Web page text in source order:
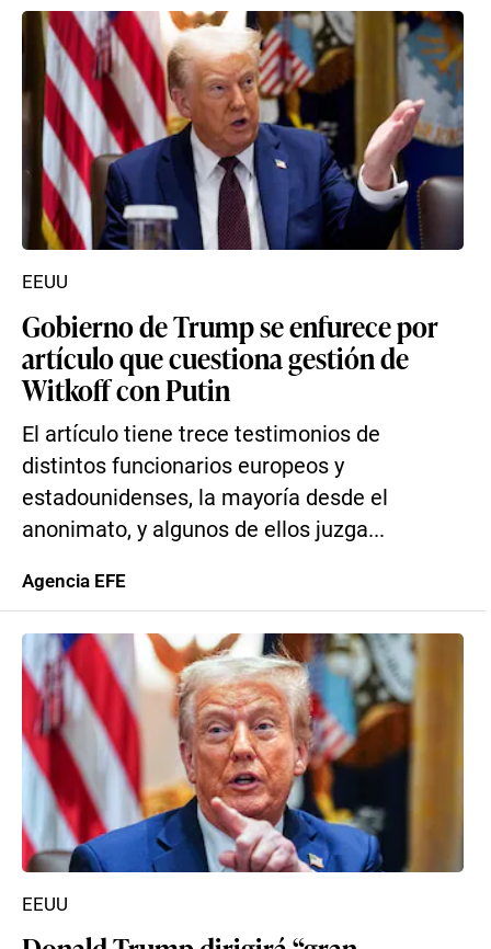
Gobierno de Trump se enfurece por
artículo que cuestiona gestión de
Witkoff con Putin
El artículo tiene trece testimonios de
distintos funcionarios europeos y
estadounidenses, la mayoría desde el
anonimato, y algunos de ellos juzga...
EEUU
Agencia EFE
EEUU